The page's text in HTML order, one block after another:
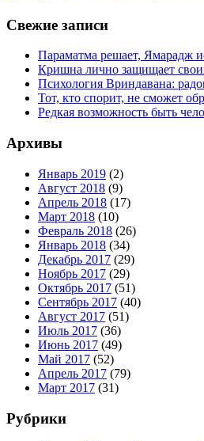
Свежие записи
Параматма решает, Ямарадж
Кришна лично защищает
Психология Вриндавана:
Тот, кто спорит, не сможет
Редкая возможность быть
Архивы
Январь 2019 (2)
Август 2018 (9)
Апрель 2018 (17)
Март 2018 (10)
Февраль 2018 (26)
Январь 2018 (34)
Декабрь 2017 (29)
Ноябрь 2017 (29)
Октябрь 2017 (51)
Сентябрь 2017 (40)
Август 2017 (51)
Июль 2017 (36)
Июнь 2017 (49)
Май 2017 (52)
Апрель 2017 (79)
Март 2017 (31)
Рубрики